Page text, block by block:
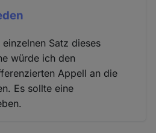
Satz dieses
würde ich den
Appell an die
Es sollte eine